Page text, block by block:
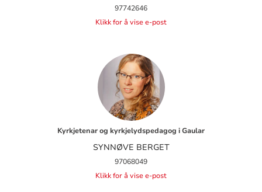
97742646
Klikk for å vise e-post
Kyrkjetenar og kyrkjelydspedagog i Gaular
SYNNØVE BERGET
97068049
Klikk for å vise e-post